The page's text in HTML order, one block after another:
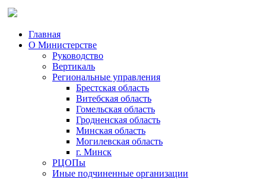
Главная
О Министерстве
Руководство
Вертикаль
Региональные управления
Брестская область
Витебская область
Гомельская область
Гродненская область
Минская область
Могилевская область
г. Минск
РЦОПы
Иные подчиненные организации